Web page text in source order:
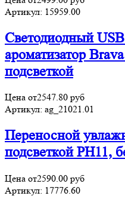
Артикул: 15959.00
Светодиодный
ароматизатор
подсветкой
Цена от2547.80 руб
Артикул: ag_21021.01
Переносной
подсветкой PH11,
Цена от2590.00 руб
Артикул: 17776.60